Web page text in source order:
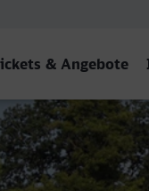
& Angebote
-